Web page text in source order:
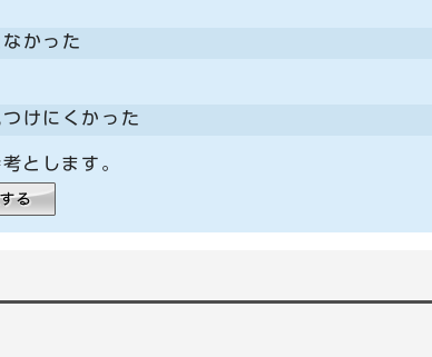
かった
つけにくかった
とします。